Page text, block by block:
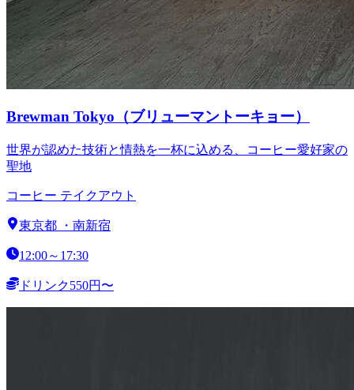
Brewman Tokyo（ブリューマントーキョー）
世界が認めた技術と情熱を一杯に込める、コーヒー愛好家の
聖地
コーヒー テイクアウト
東京都 ・ 南新宿
12:00～17:30
ドリンク550円〜